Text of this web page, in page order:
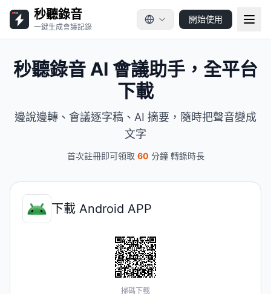
秒聽錄音
一鍵生成會議記錄
開始使用
秒聽錄音 AI 會議助手，全平台
下載
邊說邊轉、會議逐字稿、AI 摘要，隨時把聲音變成
文字
首次註冊即可領取 60 分鐘 轉錄時長
下載 Android APP
掃碼下載